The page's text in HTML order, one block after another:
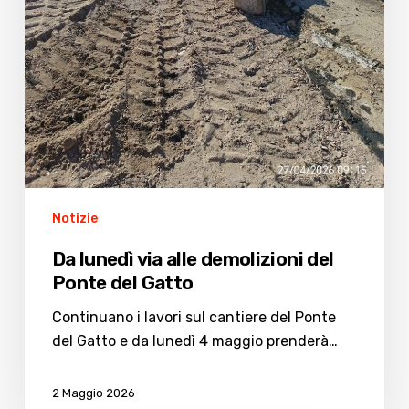
Notizie
Da lunedì via alle demolizioni del
Ponte del Gatto
Continuano i lavori sul cantiere del Ponte
del Gatto e da lunedì 4 maggio prenderà…
2 Maggio 2026